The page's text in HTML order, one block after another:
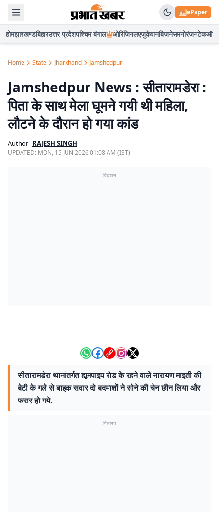
ePaper
होमझारखण्डबिहारउत्तर प्रदेशपश्चिम बंगाल ओरिजिनलएजुकेशनबिजनेसमनोरंजनटेकऑटो
Home State Jharkhand Jamshedpur
Jamshedpur News : सीतारामडेरा :
पिता के साथ मेला घूमने गयी थी महिला,
लौटने के दौरान हो गया कांड
Author RAJESH SINGH
UPDATED: MON, 15 JUN 2026 01:08 AM (IST)
विज्ञापन
सीतारामडेरा थानांतर्गत ह्यूमपाइप रोड के रहने वाले नारायण माइती की
बेटी के गले से बाइक सवार दो बदमाशों ने सोने की चेन छीन लिया और
फरार हो गये.
विज्ञापन